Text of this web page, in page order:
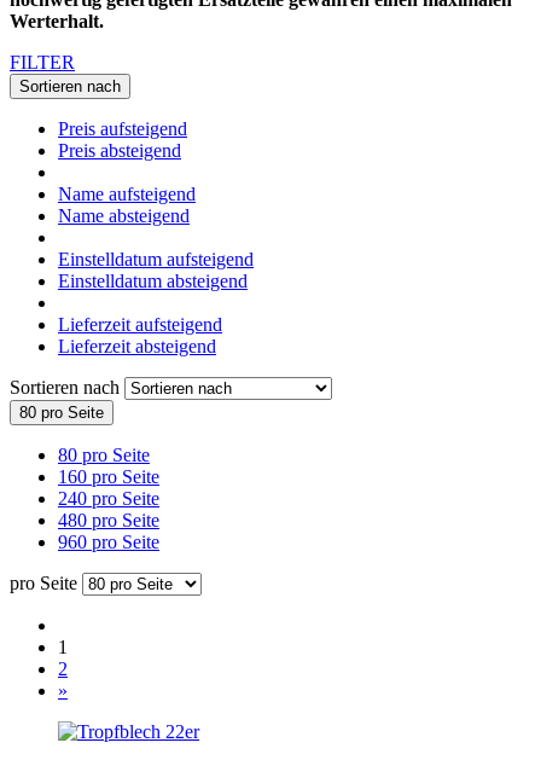
Werterhalt.
FILTER
Sortieren nach
Preis aufsteigend
Preis absteigend
Name aufsteigend
Name absteigend
Einstelldatum aufsteigend
Einstelldatum absteigend
Lieferzeit aufsteigend
Lieferzeit absteigend
Sortieren nach
80 pro Seite
80 pro Seite
160 pro Seite
240 pro Seite
480 pro Seite
960 pro Seite
pro Seite
1
2
»